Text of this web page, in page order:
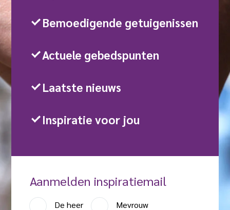
Bemoedigende getuigenissen
Actuele gebedspunten
Laatste nieuws
Inspiratie voor jou
Aanmelden inspiratiemail
A
De heer
Mevrouw